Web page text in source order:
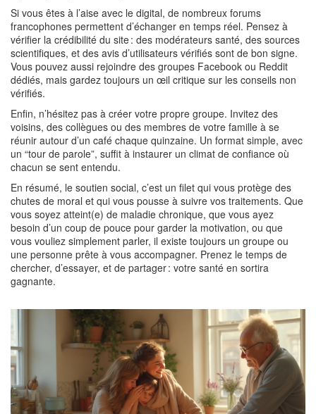
Si vous êtes à l’aise avec le digital, de nombreux forums
francophones permettent d’échanger en temps réel. Pensez à
vérifier la crédibilité du site : des modérateurs santé, des sources
scientifiques, et des avis d’utilisateurs vérifiés sont de bon signe.
Vous pouvez aussi rejoindre des groupes Facebook ou Reddit
dédiés, mais gardez toujours un œil critique sur les conseils non
vérifiés.
Enfin, n’hésitez pas à créer votre propre groupe. Invitez des
voisins, des collègues ou des membres de votre famille à se
réunir autour d’un café chaque quinzaine. Un format simple, avec
un “tour de parole”, suffit à instaurer un climat de confiance où
chacun se sent entendu.
En résumé, le soutien social, c’est un filet qui vous protège des
chutes de moral et qui vous pousse à suivre vos traitements. Que
vous soyez atteint(e) de maladie chronique, que vous ayez
besoin d’un coup de pouce pour garder la motivation, ou que
vous vouliez simplement parler, il existe toujours un groupe ou
une personne prête à vous accompagner. Prenez le temps de
chercher, d’essayer, et de partager : votre santé en sortira
gagnante.